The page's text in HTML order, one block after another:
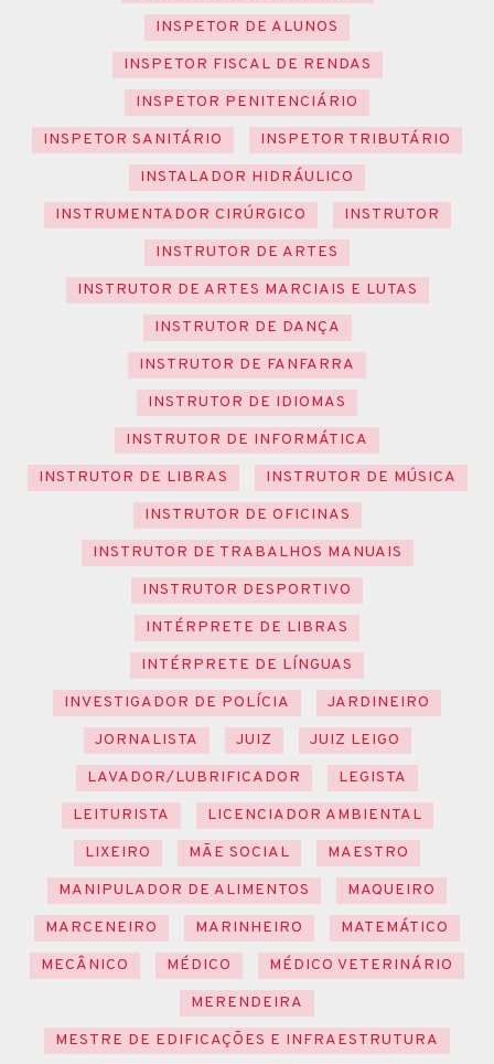
INSPETOR DE ALUNOS
INSPETOR FISCAL DE RENDAS
INSPETOR PENITENCIÁRIO
INSPETOR SANITÁRIO
INSPETOR TRIBUTÁRIO
INSTALADOR HIDRÁULICO
INSTRUMENTADOR CIRÚRGICO
INSTRUTOR
INSTRUTOR DE ARTES
INSTRUTOR DE ARTES MARCIAIS E LUTAS
INSTRUTOR DE DANÇA
INSTRUTOR DE FANFARRA
INSTRUTOR DE IDIOMAS
INSTRUTOR DE INFORMÁTICA
INSTRUTOR DE LIBRAS
INSTRUTOR DE MÚSICA
INSTRUTOR DE OFICINAS
INSTRUTOR DE TRABALHOS MANUAIS
INSTRUTOR DESPORTIVO
INTÉRPRETE DE LIBRAS
INTÉRPRETE DE LÍNGUAS
INVESTIGADOR DE POLÍCIA
JARDINEIRO
JORNALISTA
JUIZ
JUIZ LEIGO
LAVADOR/LUBRIFICADOR
LEGISTA
LEITURISTA
LICENCIADOR AMBIENTAL
LIXEIRO
MÃE SOCIAL
MAESTRO
MANIPULADOR DE ALIMENTOS
MAQUEIRO
MARCENEIRO
MARINHEIRO
MATEMÁTICO
MECÂNICO
MÉDICO
MÉDICO VETERINÁRIO
MERENDEIRA
MESTRE DE EDIFICAÇÕES E INFRAESTRUTURA